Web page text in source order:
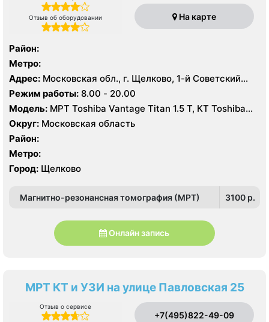
Отзыв об оборудовании На карте
Район:
Метро:
Адрес: Московская обл., г. Щелково, 1-й Советский
пер., 27
Режим работы: 8.00 - 20.00
Модель: МРТ Toshiba Vantage Titan 1.5 Т, КТ Toshiba
Aquilion Prime CXL 64 среза, УЗИ Toshiba Aplio 500
Округ: Московская область
Район:
Метро:
Город: Щелково
Магнитно-резонансная томография (МРТ) 3100 p.
Онлайн запись
МРТ КТ и УЗИ на улице Павловская 25
Отзыв о сервисе
+7(495)822-49-09